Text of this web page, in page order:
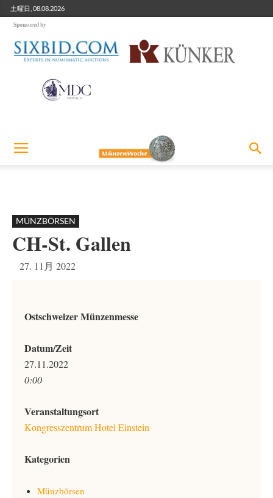
土曜日, 08.08.2026
Sponsored by
MÜNZBÖRSEN
CH-St. Gallen
27. 11月 2022
Ostschweizer Münzenmesse
Datum/Zeit
27.11.2022
0:00
Veranstaltungsort
Kongresszentrum Hotel Einstein
Kategorien
Münzbörsen